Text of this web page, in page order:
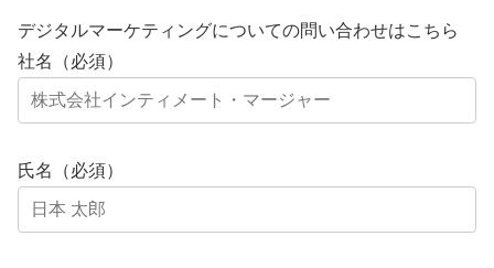
デジタルマーケティングについての問い合わせはこちら
社名（必須）
氏名（必須）